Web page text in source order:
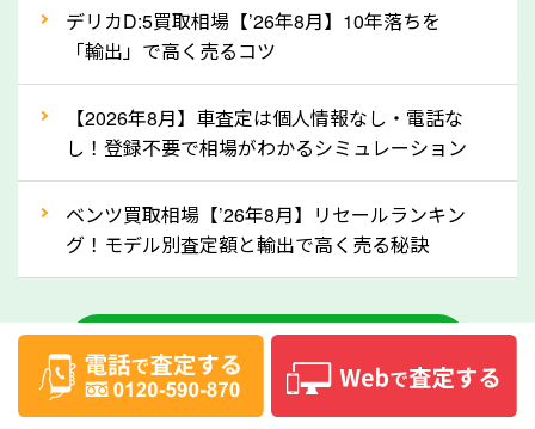
月割りで返還されるものです。ですから、自動車税の
還付金は早めに売却するほど多く還付されます。不要
な車は早めに廃車手続きをしたほうが良いでしょう。
③自動車税の還付金の扱いについて確認し
ましょう！
車を廃車にすると、自動車税の還付金を受け取ること
ができる場合があります。廃車買取業者の中には、還
付金をお客様に返還しない業者もあります。廃車査定
をする際には、自動車税の還付金の返還があるかどう
かを確認するようにしてください。大阪府のソコカラ
では、自動車税の還付金をお客様に返還しております
デリカD:5買取相場【’26年8月】10年落ちを
「輸出」で高く売るコツ
【2026年8月】車査定は個人情報なし・電話な
し！登録不要で相場がわかるシミュレーション
ベンツ買取相場【’26年8月】リセールランキン
グ！モデル別査定額と輸出で高く売る秘訣
中古車のお役立ちコラム一覧